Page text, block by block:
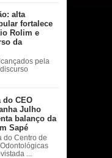
alta
fortalece
Rolim e
da
pela
do CEO
Julho
balanço da
Sapé
do Centro de
...